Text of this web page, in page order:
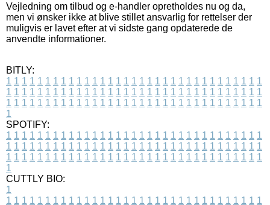
Vejledning om tilbud og e-handler opretholdes nu og da,
men vi ønsker ikke at blive stillet ansvarlig for rettelser der
muligvis er lavet efter at vi sidste gang opdaterede de
anvendte informationer.
BITLY:
1 1 1 1 1 1 1 1 1 1 1 1 1 1 1 1 1 1 1 1 1 1 1 1 1 1 1 1 1 1 1 1 1
1 1 1 1 1 1 1 1 1 1 1 1 1 1 1 1 1 1 1 1 1 1 1 1 1 1 1 1 1 1 1 1 1
1 1 1 1 1 1 1 1 1 1 1 1 1 1 1 1 1 1 1 1 1 1 1 1 1 1 1 1 1 1 1 1 1
1
SPOTIFY:
1 1 1 1 1 1 1 1 1 1 1 1 1 1 1 1 1 1 1 1 1 1 1 1 1 1 1 1 1 1 1 1 1
1 1 1 1 1 1 1 1 1 1 1 1 1 1 1 1 1 1 1 1 1 1 1 1 1 1 1 1 1 1 1 1 1
1 1 1 1 1 1 1 1 1 1 1 1 1 1 1 1 1 1 1 1 1 1 1 1 1 1 1 1 1 1 1 1 1
1
CUTTLY BIO:
1
1 1 1 1 1 1 1 1 1 1 1 1 1 1 1 1 1 1 1 1 1 1 1 1 1 1 1 1 1 1 1 1 1